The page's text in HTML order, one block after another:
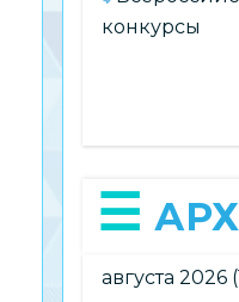
конкурсы
августа 2026